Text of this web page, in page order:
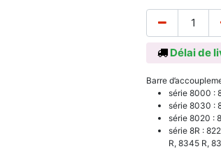
Délai de
Barre
série 8000 :
série 8030 :
série 8020 :
série 8R :
R, 8345 R,